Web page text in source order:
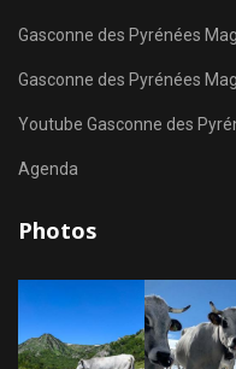
Gasconne des Pyrénées
Gasconne des Pyrénées
Youtube Gasconne des
Agenda
Photos